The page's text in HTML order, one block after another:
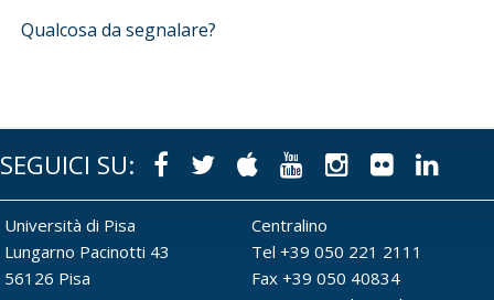
Qualcosa da segnalare?
SEGUICI SU: Facebook
Twitter
Apple Youtube
Instagram
Flickr
Università di Pisa
Lungarno Pacinotti 43
56126 Pisa
Centralino
Tel +39 050 221 2111
Fax +39 050 40834